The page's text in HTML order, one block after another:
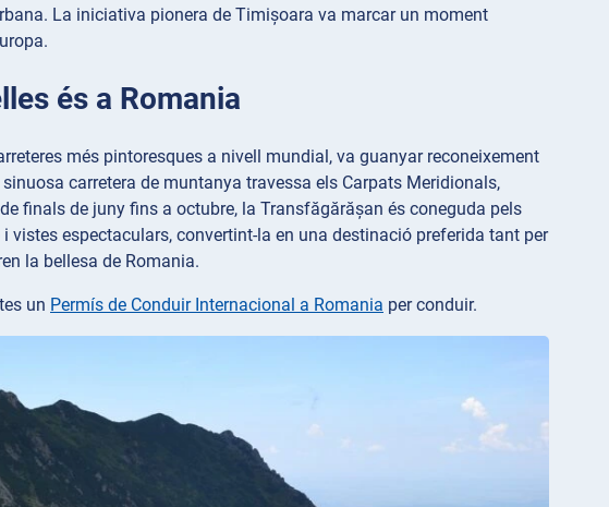
La iniciativa pionera de Timișoara va marcar un moment
és a Romania
més pintoresques a nivell mundial, va guanyar reconeixement
carretera de muntanya travessa els Carpats Meridionals,
finals de juny fins a octubre, la Transfăgărășan és coneguda pels
espectaculars, convertint-la en una destinació preferida tant per
la bellesa de Romania.
un Permís de Conduir Internacional a Romania per conduir.